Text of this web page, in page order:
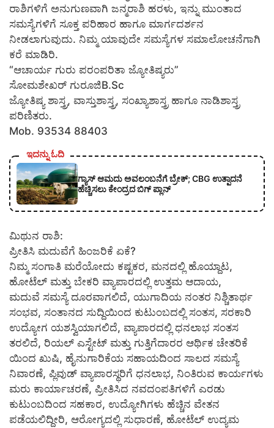
ರಾಶಿಗಳಿಗೆ ಅನುಗುಣವಾಗಿ ಜನ್ಮರಾಶಿ ಹರಳು, ಇನ್ನು ಮುಂತಾದ
ಸಮಸ್ಯೆಗಳಿಗೆ ಸೂಕ್ತ ಪರಿಹಾರ ಹಾಗೂ ಮಾರ್ಗದರ್ಶನ
ನೀಡಲಾಗುವುದು. ನಿಮ್ಮ ಯಾವುದೇ ಸಮಸ್ಯೆಗಳ ಸಮಾಲೋಚನೆಗಾಗಿ
ಕರೆ ಮಾಡಿರಿ.
“ಆಚಾರ್ಯ ಗುರು ಪರಂಪರಿತಾ ಜ್ಯೋತಿಷ್ಯರು”
ಸೋಮಶೇಖರ್ ಗುರೂಜಿB.Sc
ಜ್ಯೋತಿಷ್ಯ ಶಾಸ್ತ್ರ, ವಾಸ್ತುಶಾಸ್ತ್ರ, ಸಂಖ್ಯಾಶಾಸ್ತ್ರ ಹಾಗೂ ನಾಡಿಶಾಸ್ತ್ರ
ಪರಿಣಿತರು.
Mob. 93534 88403
ಇದನ್ನು ಓದಿ
ಗ್ಯಾಸ್ ಆಮದು ಅವಲಂಬನೆಗೆ ಬ್ರೇಕ್; CBG ಉತ್ಪಾದನೆ
ಹೆಚ್ಚಿಸಲು ಕೇಂದ್ರದ ಬಿಗ್ ಪ್ಲಾನ್
ಮಿಥುನ ರಾಶಿ:
ಪ್ರೀತಿಸಿ ಮದುವೆಗೆ ಹಿಂಜರಿಕೆ ಏಕೆ?
ನಿಮ್ಮ ಸಂಗಾತಿ ಮರೆಯೋದು ಕಷ್ಟಕರ, ಮನದಲ್ಲಿ ಹೊಯ್ದಾಟ,
ಹೋಟೆಲ್ ಮತ್ತು ಬೇಕರಿ ವ್ಯಾಪಾರದಲ್ಲಿ ಉತ್ತಮ ಆದಾಯ,
ಮದುವೆ ಸಮಸ್ಯೆ ದೂರವಾಗಲಿದೆ, ಯುಗಾದಿಯ ನಂತರ ನಿಶ್ಚಿತಾರ್ಥ
ಸಂಭವ, ಸಂತಾನದ ಸುದ್ದಿಯಿಂದ ಕುಟುಂಬದಲ್ಲಿ ಸಂತಸ, ಸರಕಾರಿ
ಉದ್ಯೋಗ ಯಶಸ್ವಿಯಾಗಲಿದೆ, ವ್ಯಾಪಾರದಲ್ಲಿ ಧನಲಾಭ ಸಂತಸ
ತರಲಿದೆ, ರಿಯಲ್ ಎಸ್ಟೇಟ್ ಮತ್ತು ಗುತ್ತಿಗೆದಾರರ ಆರ್ಥಿಕ ಚೇತರಿಕೆ
ಯಿಂದ ಖುಷಿ, ಹೈನುಗಾರಿಕೆಯ ಸಹಾಯದಿಂದ ಸಾಲದ ಸಮಸ್ಯೆ
ನಿವಾರಣೆ, ಪ್ಲಿವುಡ್ ವ್ಯಾಪಾರಸ್ಥರಿಗೆ ಧನಲಾಭ, ನಿಂತಿರುವ ಕಾರ್ಯಗಳು
ಮರು ಕಾರ್ಯಾಚರಣೆ, ಪ್ರೀತಿಸಿದ ನವದಂಪತಿಗಳಿಗೆ ಎರಡು
ಕುಟುಂಬದಿಂದ ಸಹಕಾರ, ಉದ್ಯೋಗಿಗಳು ಹೆಚ್ಚಿನ ವೇತನ
ಪಡೆಯಲಿದ್ದೀರಿ, ಆರೋಗ್ಯದಲ್ಲಿ ಸುಧಾರಣೆ, ಹೋಟೆಲ್ ಉದ್ಯಮ